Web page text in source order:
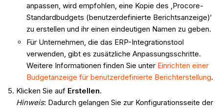
anpassen, wird empfohlen, eine Kopie des ‚Procore-
Standardbudgets (benutzerdefinierte Berichtsanzeige)‘
zu erstellen und ihr einen eindeutigen Namen zu geben.
Für Unternehmen, die das ERP-Integrationstool
verwenden, gibt es zusätzliche Anpassungsschritte.
Weitere Informationen finden Sie unter Einrichten einer
Budgetanzeige für benutzerdefinierte Berichterstellung.
Klicken Sie auf Erstellen.
Hinweis: Dadurch gelangen Sie zur Konfigurationsseite der